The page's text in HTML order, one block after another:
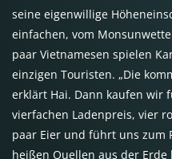
seine eigenwillige
einfachen, vom
paar Vietnamesen spielen
einzigen Touristen. „Die
erklärt Hai. Dann kaufen wir
vierfachen Ladenpreis, vier
paar Eier und führt uns zum
heißen Quellen aus der Erde